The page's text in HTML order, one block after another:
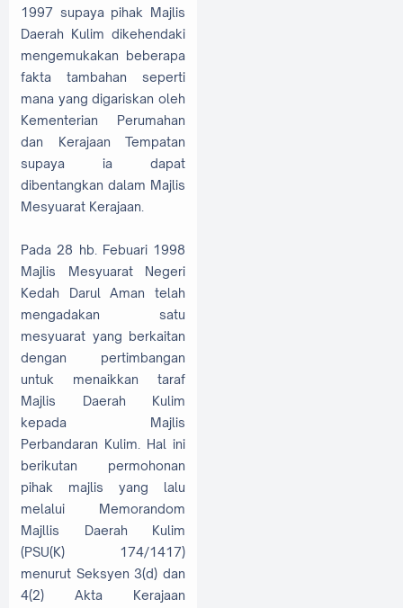
1997 supaya pihak Majlis
Daerah Kulim dikehendaki
mengemukakan beberapa
fakta tambahan seperti
mana yang digariskan oleh
Kementerian Perumahan
dan Kerajaan Tempatan
supaya ia dapat
dibentangkan dalam Majlis
Mesyuarat Kerajaan.
Pada 28 hb. Febuari 1998
Majlis Mesyuarat Negeri
Kedah Darul Aman telah
mengadakan satu
mesyuarat yang berkaitan
dengan pertimbangan
untuk menaikkan taraf
Majlis Daerah Kulim
kepada Majlis
Perbandaran Kulim. Hal ini
berikutan permohonan
pihak majlis yang lalu
melalui Memorandom
Majllis Daerah Kulim
(PSU(K) 174/1417)
menurut Seksyen 3(d) dan
4(2) Akta Kerajaan